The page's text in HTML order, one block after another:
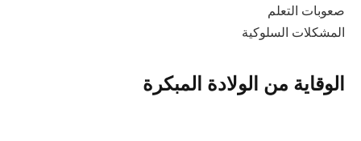
صعوبات التعلم
المشكلات السلوكية
الوقاية من الولادة المبكرة